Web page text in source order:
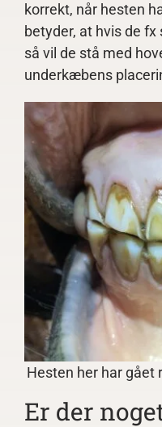
korrekt, når hesten
betyder, at hvis de
så vil de stå med
underkæbens
Hesten her har gået
Er der